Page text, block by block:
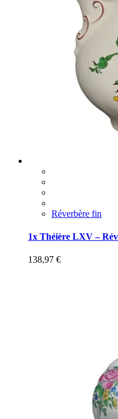
Réverbère fin
1x Théière LXV –
138,97 €